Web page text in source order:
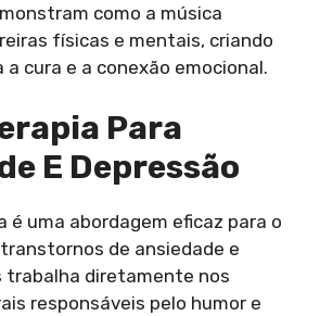
como a música
físicas e mentais, criando
a cura e a conexão emocional.
Para
E Depressão
é uma abordagem eficaz para o
de ansiedade e
trabalha diretamente nos
responsáveis pelo humor e